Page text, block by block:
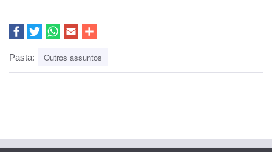
Pasta: Outros assuntos